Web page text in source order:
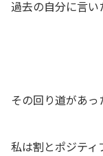
過去の自分に言い
その回り道があ
私は割とポジティ